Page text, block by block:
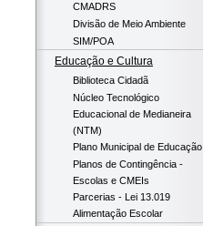
CMADRS
Divisão de Meio Ambiente
SIM/POA
Educação e Cultura
Biblioteca Cidadã
Núcleo Tecnológico
Educacional de Medianeira
(NTM)
Plano Municipal de Educação
Planos de Contingência -
Escolas e CMEIs
Parcerias - Lei 13.019
Alimentação Escolar